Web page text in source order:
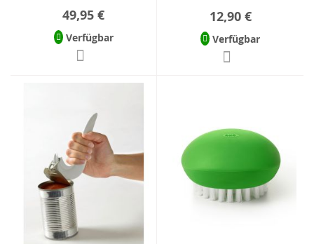
49,95 €
Verfügbar
12,90 €
Verfügbar